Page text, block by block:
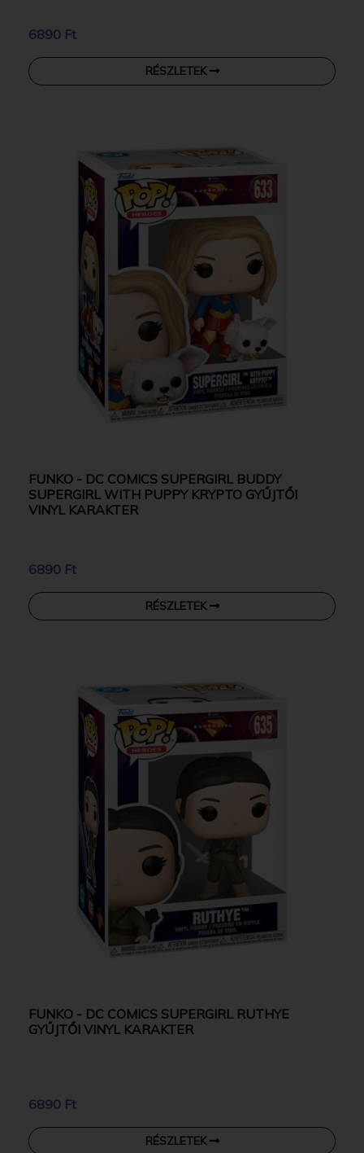
6890 Ft
RÉSZLETEK
FUNKO - DC COMICS SUPERGIRL BUDDY
SUPERGIRL WITH PUPPY KRYPTO GYŰJTŐI
VINYL KARAKTER
6890 Ft
RÉSZLETEK
FUNKO - DC COMICS SUPERGIRL RUTHYE
GYŰJTŐI VINYL KARAKTER
6890 Ft
RÉSZLETEK